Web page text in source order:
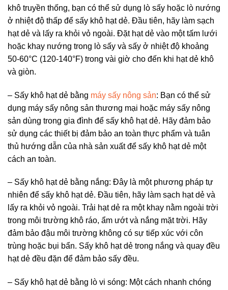
khô truyền thống, bạn có thể sử dụng lò sấy hoặc lò nướng
ở nhiệt độ thấp để sấy khô hạt dẻ. Đầu tiên, hãy làm sạch
hạt dẻ và lấy ra khỏi vỏ ngoài. Đặt hạt dẻ vào một tấm lưới
hoặc khay nướng trong lò sấy và sấy ở nhiệt độ khoảng
50-60°C (120-140°F) trong vài giờ cho đến khi hạt dẻ khô
và giòn.
– Sấy khô hạt dẻ bằng máy sấy nông sản: Bạn có thể sử
dụng máy sấy nông sản thương mại hoặc máy sấy nông
sản dùng trong gia đình để sấy khô hạt dẻ. Hãy đảm bảo
sử dụng các thiết bị đảm bảo an toàn thực phẩm và tuân
thủ hướng dẫn của nhà sản xuất để sấy khô hạt dẻ một
cách an toàn.
– Sấy khô hạt dẻ bằng nắng: Đây là một phương pháp tự
nhiên để sấy khô hạt dẻ. Đầu tiên, hãy làm sạch hạt dẻ và
lấy ra khỏi vỏ ngoài. Trải hạt dẻ ra một khay nằm ngoài trời
trong môi trường khô ráo, ẩm ướt và nắng mặt trời. Hãy
đảm bảo đậu môi trường không có sự tiếp xúc với côn
trùng hoặc bụi bẩn. Sấy khô hạt dẻ trong nắng và quay đều
hạt dẻ đều đặn để đảm bảo sấy đều.
– Sấy khô hạt dẻ bằng lò vi sóng: Một cách nhanh chóng